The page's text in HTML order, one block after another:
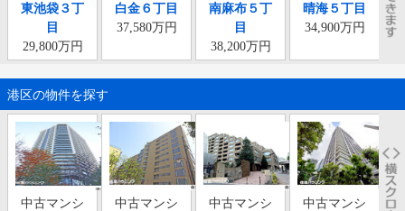
東池袋３丁
目
29,800万円
白金６丁目
37,580万円
南麻布５丁
目
38,200万円
晴海５丁目
34,900万円
港区の物件を探す
中古マンシ
中古マンシ
中古マンシ
中古マンシ